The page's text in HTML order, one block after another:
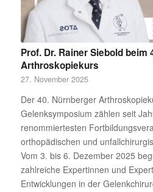
Prof. Dr. Rainer Siebold beim
Arthroskopiekurs
27. November 2025
Der 40. Nürnberger
Gelenksymposium zählen seit
renommiertesten
orthopädischen und
Vom 3. bis 6. Dezember 2025
zahlreiche Expertinnen und
Entwicklungen in der